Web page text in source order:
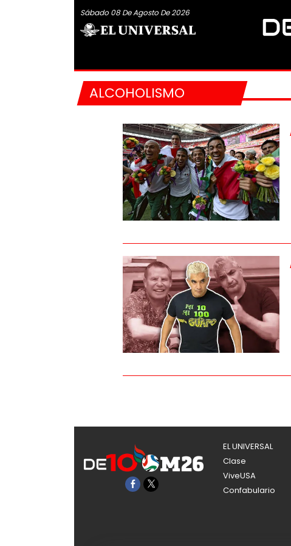
Sábado 08 De Agosto De 2026
ALCOHOLISMO
EL UNIVERSAL
Clase
ViveUSA
Confabulario